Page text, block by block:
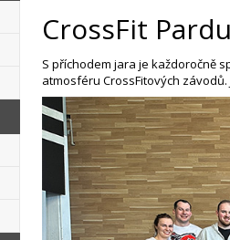
CrossFit
S příchodem jara je každoročně
atmosféru CrossFitových